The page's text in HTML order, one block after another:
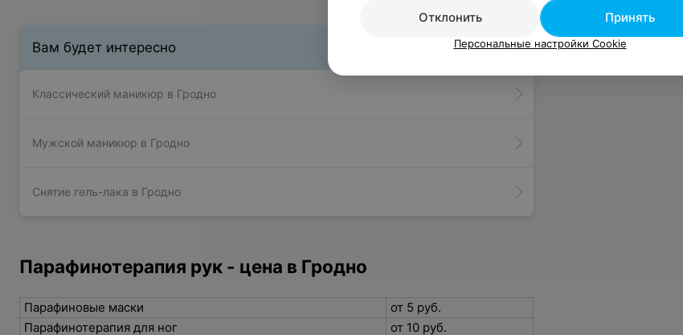
Вам будет интересно
Классический маникюр в Гродно
Мужской маникюр в Гродно
Снятие гель-лака в Гродно
Парафинотерапия рук - цена в Гродно
Парафиновые маски
от 5 руб.
Парафинотерапия для ног
от 10 руб.
Отклонить
Принять
Персональные настройки Cookie